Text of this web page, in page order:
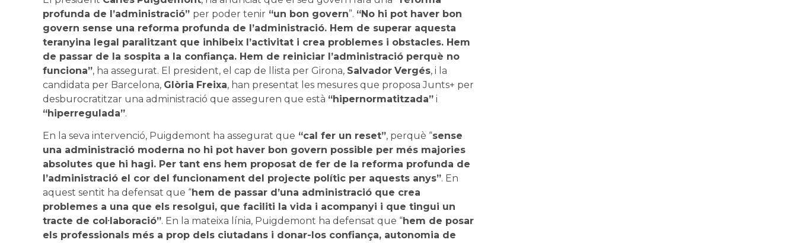
profunda de l’administració” per poder tenir “un bon govern”. “No hi pot haver bon
govern sense una reforma profunda de l’administració. Hem de superar aquesta
teranyina legal paralitzant que inhibeix l’activitat i crea problemes i obstacles. Hem
de passar de la sospita a la confiança. Hem de reiniciar l’administració perquè no
funciona”, ha assegurat. El president, el cap de llista per Girona, Salvador Vergés, i la
candidata per Barcelona, Glòria Freixa, han presentat les mesures que proposa Junts+ per
desburocratitzar una administració que asseguren que està “hipernormatitzada” i
“hiperregulada”.
En la seva intervenció, Puigdemont ha assegurat que “cal fer un reset”, perquè “sense
una administració moderna no hi pot haver bon govern possible per més majories
absolutes que hi hagi. Per tant ens hem proposat de fer de la reforma profunda de
l’administració el cor del funcionament del projecte polític per aquests anys”. En
aquest sentit ha defensat que “hem de passar d’una administració que crea
problemes a una que els resolgui, que faciliti la vida i acompanyi i que tingui un
tracte de col·laboració”. En la mateixa línia, Puigdemont ha defensat que “hem de posar
els professionals més a prop dels ciutadans i donar-los confiança, autonomia de